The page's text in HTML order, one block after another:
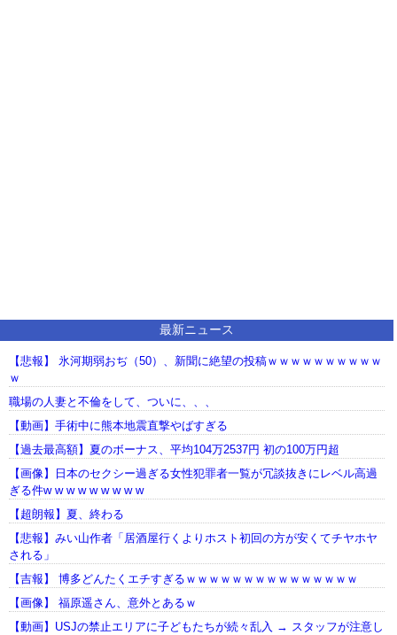
最新ニュース
【悲報】 氷河期弱おぢ（50）、新聞に絶望の投稿ｗｗｗｗｗｗｗｗｗｗ
ｗ
職場の人妻と不倫をして、ついに、、、
【動画】手術中に熊本地震直撃やばすぎる
【過去最高額】夏のボーナス、平均104万2537円 初の100万円超
【画像】日本のセクシー過ぎる女性犯罪者一覧が冗談抜きにレベル高過
ぎる件w w w w w w w w w
【超朗報】夏、終わる
【悲報】みい山作者「居酒屋行くよりホスト初回の方が安くてチヤホヤ
される」
【吉報】 博多どんたくエチすぎるｗｗｗｗｗｗｗｗｗｗｗｗｗｗｗ
【画像】 福原遥さん、意外とあるｗ
【動画】USJの禁止エリアに子どもたちが続々乱入 → スタッフが注意し